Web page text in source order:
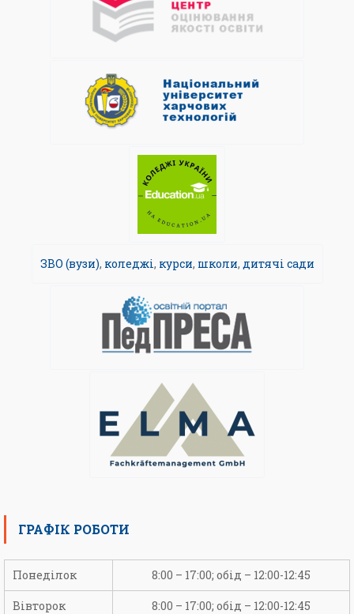
ЗВО (вузи), коледжі, курси, школи, дитячі сади
ГРАФІК РОБОТИ
Понеділок 8:00 – 17:00; обід – 12:00-12:45
Вівторок 8:00 – 17:00; обід – 12:00-12:45